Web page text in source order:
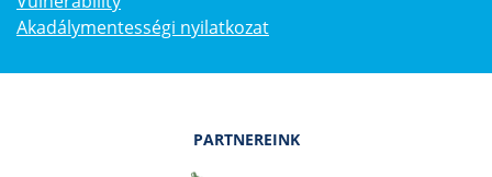
Akadálymentességi nyilatkozat
PARTNEREINK